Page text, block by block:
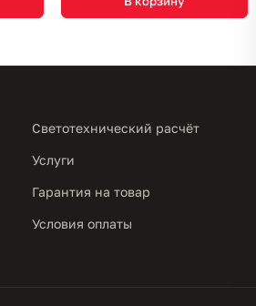
Светотехнический расчёт
Услуги
Гарантия на товар
Условия оплаты